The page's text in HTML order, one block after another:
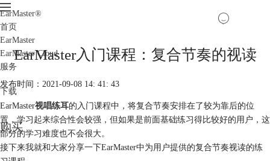
EarMaster®
首页
EarMaster
EarMaster Cloud
服务
下载
购买
EarMaster入门课程：复合节奏的视读
发布时间：2021-09-08 14: 41: 43
EarMaster视唱练耳的入门课程中，将复合节奏安排在了较为靠后的位
置，学习起来综合性会较强，但如果是前面基础练习得比较好的用户，这
部分的学习难度也不会很大。
接下来我就和大家分享一下EarMaster中为用户提供的复合节奏视读的练